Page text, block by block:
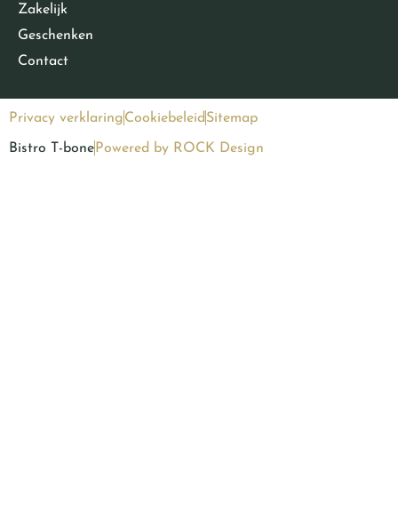
Zakelijk
Geschenken
Contact
Bistro T-bone Powered by ROCK Design
Privacy verklaringCookiebeleid Sitemap